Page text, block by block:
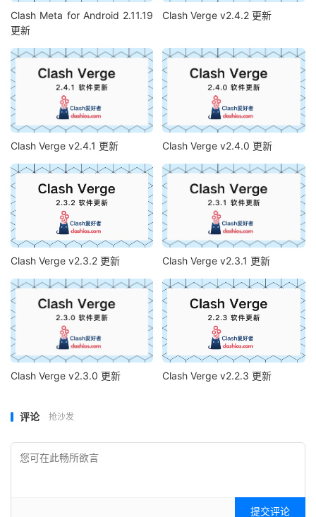
Clash Meta for Android 2.11.19
更新
Clash Verge v2.4.2 更新
Clash Verge v2.4.1 更新 Clash Verge v2.4.0 更新
Clash Verge v2.3.2 更新 Clash Verge v2.3.1 更新
Clash Verge v2.3.0 更新 Clash Verge v2.2.3 更新
评论 抢沙发
提交评论